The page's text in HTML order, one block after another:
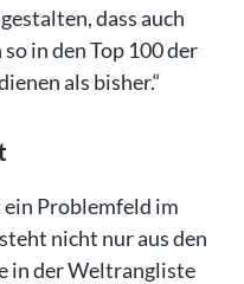
dass auch
in den Top 100 der
als bisher.“
Problemfeld im
nicht nur aus den
in der Weltrangliste